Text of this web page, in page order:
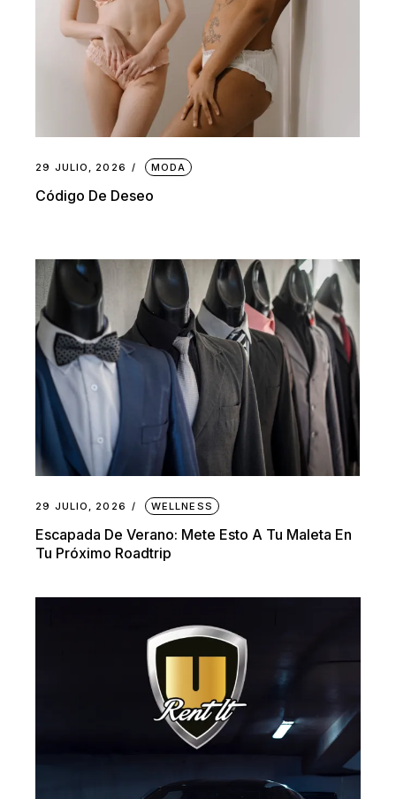
29 JULIO, 2026 MODA
Código De Deseo
29 JULIO, 2026 WELLNESS
Escapada De Verano: Mete Esto A Tu Maleta En
Tu Próximo Roadtrip